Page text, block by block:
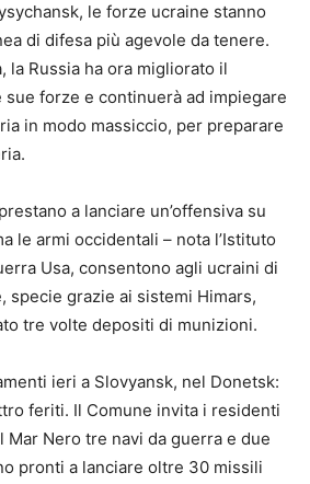
le forze ucraine stanno
di difesa più agevole da tenere.
la Russia ha ora migliorato il
forze e continuerà ad impiegare
in modo massiccio, per preparare
a lanciare un’offensiva su
le armi occidentali – nota l’Istituto
Usa, consentono agli ucraini di
specie grazie ai sistemi Himars,
tre volte depositi di munizioni.
ieri a Slovyansk, nel Donetsk:
feriti. Il Comune invita i residenti
Mar Nero tre navi da guerra e due
pronti a lanciare oltre 30 missili